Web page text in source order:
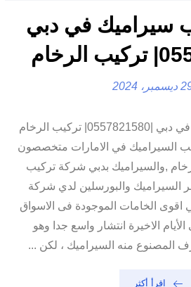
سيراميك في دبي
2024
شركة تركيب سيراميك في دبي |0557821580| تركيب الرخام
السيراميك في الامارات متخصصون
,والسيراميك بدبي شركة تركيب
السيراميك والبورسلين لدي شركة
الخامات الموجودة فى الاسواق
الاخيرة انتشار واسع جدا وهو
منه السيراميك ، لكن ...
اقرأ أكثر